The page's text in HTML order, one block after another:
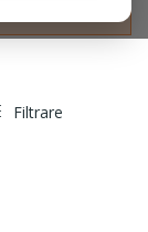
Filtrare